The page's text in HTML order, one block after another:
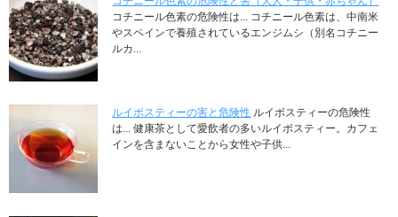
コチニール色素の危険性は... コチニール色素は、中南米
やスペインで養殖されているエンジムシ（別名コチニー
ルカ...
ルイボスティーの害と危険性 ルイボスティーの危険性
は... 健康茶として愛飲者の多いルイボスティー。カフェ
インを含まないことから女性や子供...